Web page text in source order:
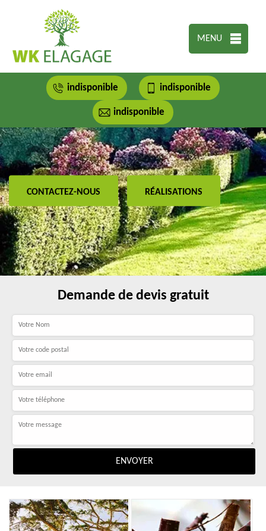
MENU
indisponible indisponible
indisponible
CONTACTEZ-NOUS RÉALISATIONS
Demande de devis gratuit